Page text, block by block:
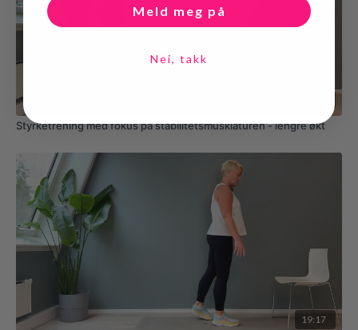
Styrketrening med fokus på stabilitetsmusklaturen - lengre økt
19:17
Meld meg på
Nei, takk